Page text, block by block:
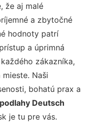
že aj malé
a zbytočné
hodnoty patrí
a úprimná
zákazníka,
Naši
bohatú prax a
Deutsch
je tu pre vás.